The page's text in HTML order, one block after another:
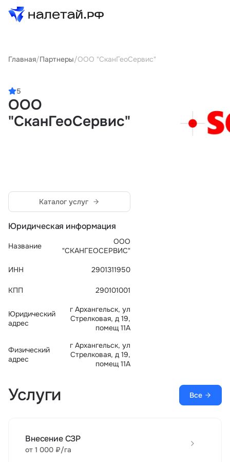
Товары
Сервисы
Поставщикам
Государственные программы
Новости и аналитика
info@naletai.su
Главная/Партнеры/ООО "СканГеоСервис"
5
ООО
"СканГеоСервис"
Каталог услуг
Юридическая информация
Название
ООО
"СКАНГЕОСЕРВИС"
ИНН 2901311950
КПП 290101001
Юридический
адрес
г Архангельск, ул
Стрелковая, д 19,
помещ 11А
Физический
адрес
г Архангельск, ул
Стрелковая, д 19,
помещ 11А
Услуги Все
Внесение СЗР
от 1 000 ₽/га